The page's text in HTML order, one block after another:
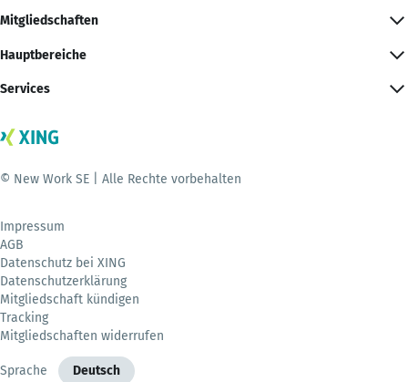
Mitgliedschaften
Hauptbereiche
Services
© New Work SE | Alle Rechte vorbehalten
Impressum
AGB
Datenschutz bei XING
Datenschutzerklärung
Mitgliedschaft kündigen
Tracking
Mitgliedschaften widerrufen
Sprache Deutsch